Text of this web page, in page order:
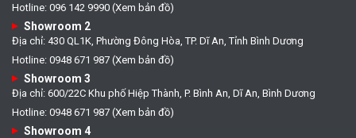
Hotline: 096 142 9990 (Xem bản đồ)
Showroom 2
Địa chỉ: 430 QL1K, Phường Đông Hòa, TP. Dĩ An, Tỉnh Bình Dương
Hotline: 0948 671 987 (Xem bản đồ)
Showroom 3
Địa chỉ: 600/22C Khu phố Hiệp Thành, P. Bình An, Dĩ An, Bình Dương
Hotline: 0948 671 987 (Xem bản đồ)
Showroom 4